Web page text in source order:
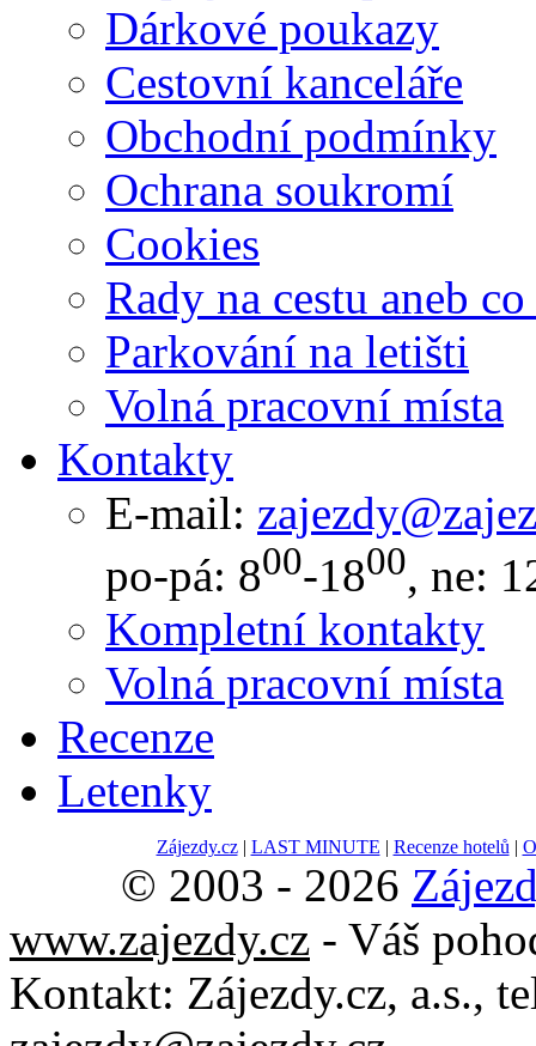
Dárkové poukazy
Cestovní kanceláře
Obchodní podmínky
Ochrana soukromí
Cookies
Rady na cestu aneb
Parkování na letišti
Volná pracovní místa
Kontakty
E-mail:
po-pá: 800-1800, ne:
Kompletní kontakty
Volná pracovní místa
Recenze
Letenky
Zájezdy.cz| LAST MINUTE | Recenze hotelů |
© 2003 - 2026
www.zajezdy.cz - Váš
Kontakt: Zájezdy.cz, a.s.,